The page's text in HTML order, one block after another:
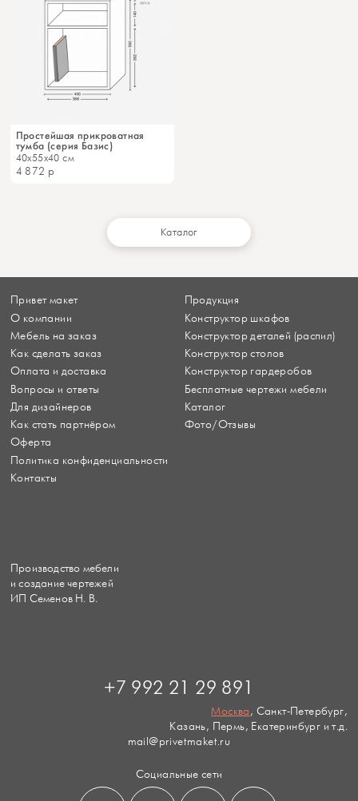
Простейшая прикроватная
тумба (серия Базис)
40x55x40 см
4 872 р
Каталог
Привет макет
О компании
Мебель на заказ
Как сделать заказ
Оплата и доставка
Вопросы и ответы
Для дизайнеров
Как стать партнёром
Оферта
Политика конфиденциальности
Контакты
Продукция
Конструктор шкафов
Конструктор деталей (распил)
Конструктор столов
Конструктор гардеробов
Бесплатные чертежи мебели
Каталог
Фото/Отзывы
Производство мебели
и создание чертежей
ИП Семенов Н. В.
+7 992 21 29 891
Москва, Санкт-Петербург,
Казань, Пермь, Екатеринбург и т.д.
mail@privetmaket.ru
Социальные сети